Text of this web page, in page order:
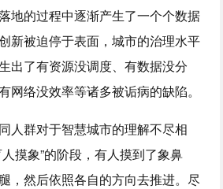
地的过程中逐渐产生了一个个数据
新被迫停于表面，城市的治理水平
出了有资源没调度、有数据没分
网络没效率等诸多被诟病的缺陷。
人群对于智慧城市的理解不尽相
摸象”的阶段，有人摸到了象鼻
，然后依照各自的方向去推进。尽